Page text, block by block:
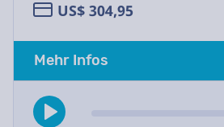
US$ 304,95
Mehr Infos